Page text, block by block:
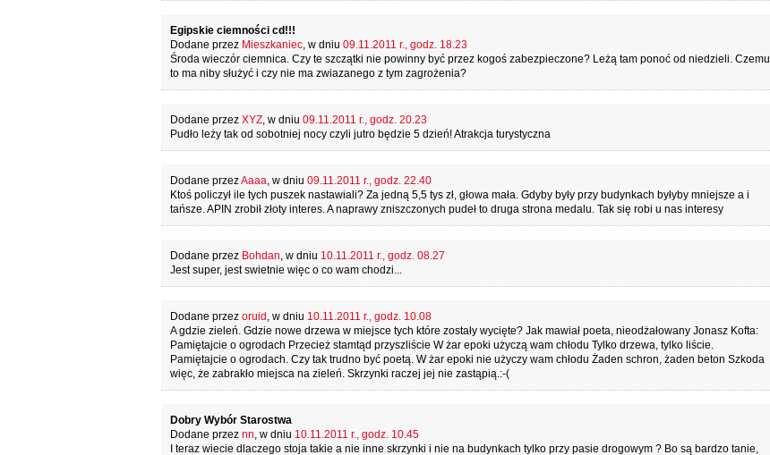
Egipskie ciemności cd!!!
Dodane przez Mieszkaniec, w dniu 09.11.2011 r., godz. 18.23
Środa wieczór ciemnica. Czy te szczątki nie powinny być przez kogoś zabezpieczone? Leżą tam ponoć od niedzieli. Czemu
to ma niby służyć i czy nie ma zwiazanego z tym zagrożenia?
Dodane przez XYZ, w dniu 09.11.2011 r., godz. 20.23
Pudło leży tak od sobotniej nocy czyli jutro będzie 5 dzień! Atrakcja turystyczna
Dodane przezAaaa, w dniu 09.11.2011 r., godz. 22.40
Ktoś policzył ile tych puszek nastawiali? Za jedną 5,5 tys zł, głowa mała. Gdyby były przy budynkach byłyby mniejsze a i
tańsze. APIN zrobił złoty interes. A naprawy zniszczonych pudeł to druga strona medalu. Tak się robi u nas interesy
Dodane przez Bohdan, w dniu 10.11.2011 r., godz. 08.27
Jest super, jest swietnie więc o co wam chodzi...
Dodane przez oruid , w dniu 10.11.2011 r., godz. 10.08
A gdzie zieleń. Gdzie nowe drzewa w miejsce tych które zostały wycięte? Jak mawiał poeta, nieodżałowany Jonasz Kofta:
Pamiętajcie o ogrodach Przecież stamtąd przyszliście W żar epoki użyczą wam chłodu Tylko drzewa, tylko liście.
Pamiętajcie o ogrodach. Czy tak trudno być poetą. W żar epoki nie użyczy wam chłodu Żaden schron, żaden beton Szkoda
więc, że zabrakło miejsca na zieleń. Skrzynki raczej jej nie zastąpią.:-(
Dobry Wybór Starostwa
Dodane przez nn, w dniu 10.11.2011 r., godz. 10.45
I teraz wiecie dlaczego stoja takie a nie inne skrzynki i nie na budynkach tylko przy pasie drogowym ? Bo są bardzo tanie,